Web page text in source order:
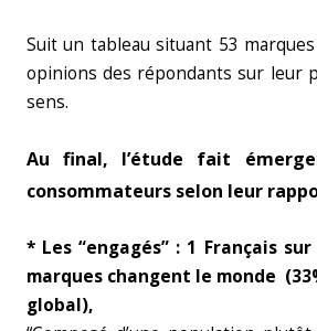
Suit un tableau situant 53
opinions des répondants sur leur
sens.
Au final, l’étude fait
consommateurs selon leur
* Les “engagés” : 1 Français
marques changent le monde
global),